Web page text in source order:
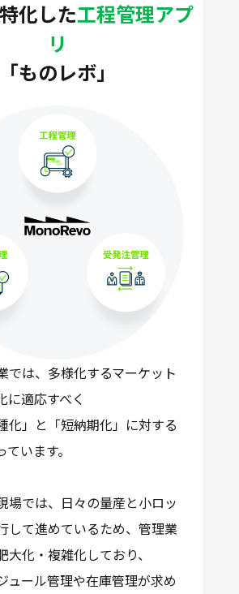
化した工程管理アプ
リ
「ものレボ」
では、多様化するマーケット
に適応すべく
化」と「短納期化」 に対する
います。
場では、日々の量産と小ロッ
して進めているため、管理業
大化・複雑化しており、
ュール管理や在庫管理が求め